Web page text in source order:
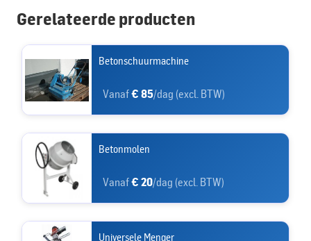
Gerelateerde producten
Betonschuurmachine
Vanaf€ 85/dag (excl. BTW)
Betonmolen
Vanaf€ 20/dag (excl. BTW)
Universele Menger